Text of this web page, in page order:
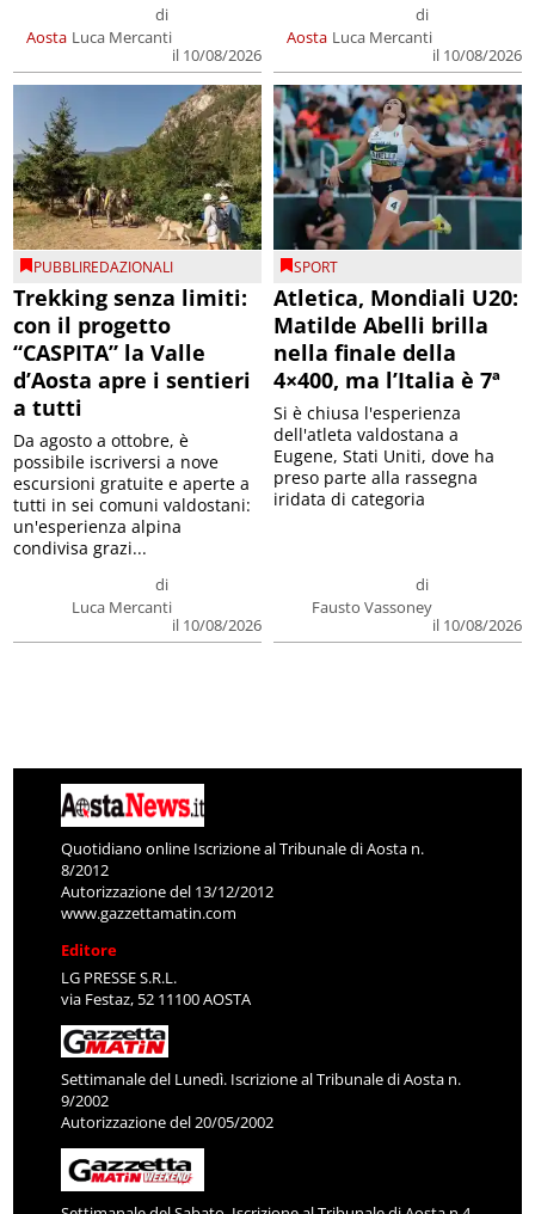
Aosta
di
Luca Mercanti
il 10/08/2026
Aosta
di
Luca Mercanti
il 10/08/2026
PUBBLIREDAZIONALI
Trekking senza limiti:
con il progetto
“CASPITA” la Valle
d’Aosta apre i sentieri
a tutti
di
Luca Mercanti
il 10/08/2026
Da agosto a ottobre, è
possibile iscriversi a nove
escursioni gratuite e aperte a
tutti in sei comuni valdostani:
un'esperienza alpina
condivisa grazi...
SPORT
Atletica, Mondiali U20:
Matilde Abelli brilla
nella finale della
4×400, ma l’Italia è 7ª
di
Fausto Vassoney
il 10/08/2026
Si è chiusa l'esperienza
dell'atleta valdostana a
Eugene, Stati Uniti, dove ha
preso parte alla rassegna
iridata di categoria
Quotidiano online Iscrizione al Tribunale di Aosta n.
8/2012
Autorizzazione del 13/12/2012
www.gazzettamatin.com
Editore
LG PRESSE S.R.L.
via Festaz, 52 11100 AOSTA
Settimanale del Lunedì. Iscrizione al Tribunale di Aosta n.
9/2002
Autorizzazione del 20/05/2002